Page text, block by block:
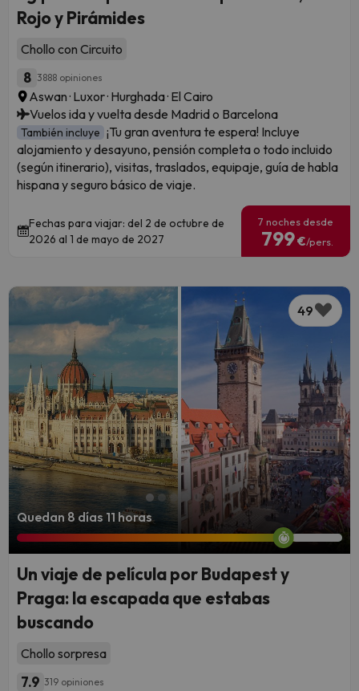
Rojo y Pirámides
Chollo con Circuito
8 3888 opiniones
Aswan · Luxor · Hurghada · El Cairo
Vuelos ida y vuelta desde Madrid o Barcelona
También incluye ¡Tu gran aventura te espera! Incluye
alojamiento y desayuno, pensión completa o todo incluido
(según itinerario), visitas, traslados, equipaje, guía de habla
hispana y seguro básico de viaje.
Fechas para viajar: del 2 de octubre de
2026 al 1 de mayo de 2027
7 noches desde
799€/pers.
49
Quedan 8 días 11 horas
Un viaje de película por Budapest y
Praga: la escapada que estabas
buscando
Chollo sorpresa
7.9 319 opiniones